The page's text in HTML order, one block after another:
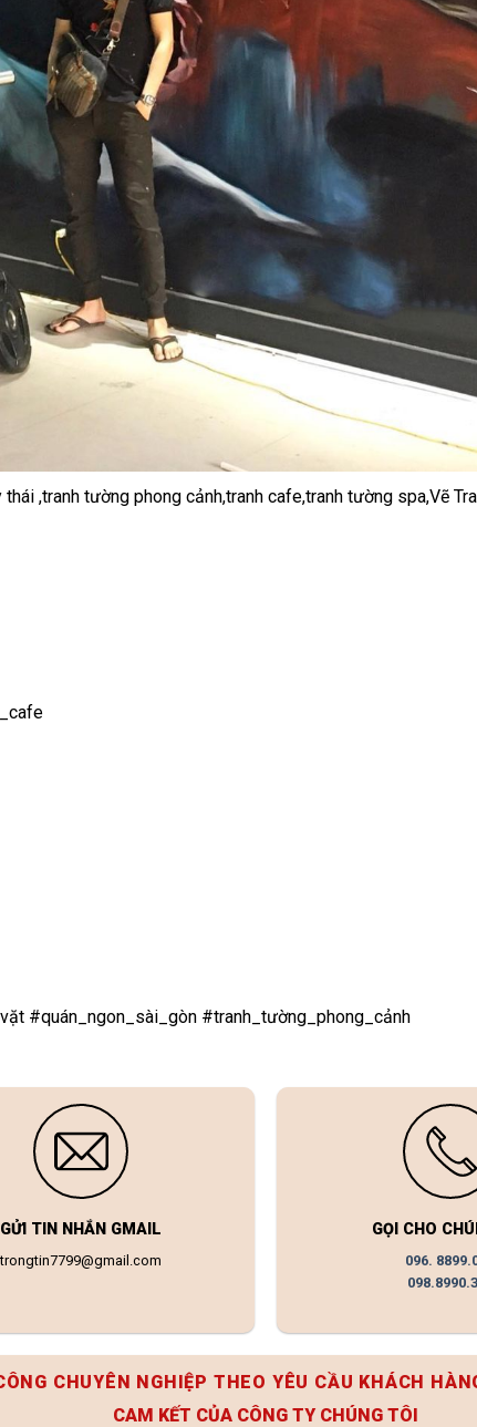
,tranh tường phong cảnh,tranh cafe,tranh tường spa,Vẽ
#quán_ngon_sài_gòn #tranh_tường_phong_cảnh
GỬI TIN NHẮN GMAIL
trongtin7799@gmail.com
GỌI CHO
096.
CHUYÊN NGHIỆP THEO YÊU CẦU KHÁCH
CAM KẾT CỦA CÔNG TY CHÚNG TÔI